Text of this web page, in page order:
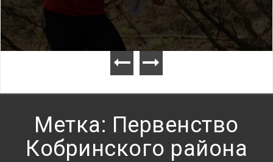
Метка: Первенство
Кобринского района